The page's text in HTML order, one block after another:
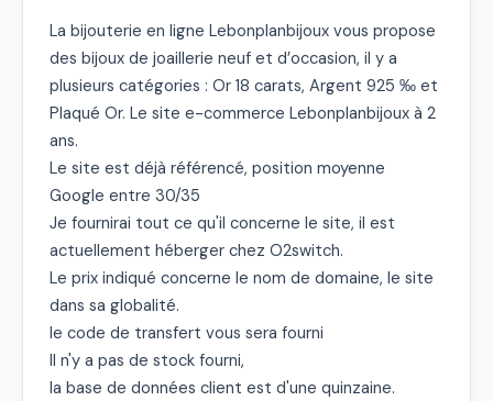
La bijouterie en ligne Lebonplanbijoux vous propose
des bijoux de joaillerie neuf et d’occasion, il y a
plusieurs catégories : Or 18 carats, Argent 925 ‰ et
Plaqué Or. Le site e-commerce Lebonplanbijoux à 2
ans.
Le site est déjà référencé, position moyenne
Google entre 30/35
Je fournirai tout ce qu'il concerne le site, il est
actuellement héberger chez O2switch.
Le prix indiqué concerne le nom de domaine, le site
dans sa globalité.
le code de transfert vous sera fourni
Il n'y a pas de stock fourni,
la base de données client est d'une quinzaine.